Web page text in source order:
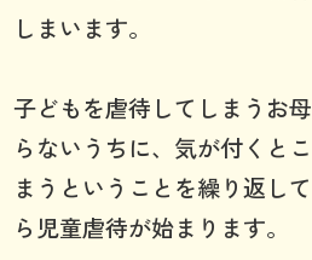
しまいます。
子どもを虐待してしまうお
らないうちに、気が付くと
まうということを繰り返し
ら児童虐待が始まります。